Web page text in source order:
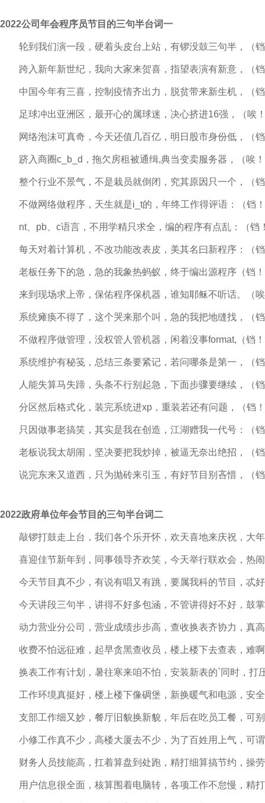
2022公司年会程序员节目的三句半台词一
轮到我们演一段， 硬着头皮台上站， 有锣没鼓三句半， （
跨入新年新世纪， 我向大家来贺喜， 指望表演有新意， （
中国今年有三喜， 控制疫情齐出力， 脱贫带来新生机， （
足球冲出亚洲区， 最开心的属球迷， 决心挤进16强， （唉
网络泡沫可真奇， 今天还值几百亿， 明日股市身份低， （
跻入商圈c_b_d， 拖欠房租被通缉,典当变卖服务器， （唉
整个行业不景气， 不是栽员就倒闭， 究其原因只一个， （
不做网络做程序， 天生就是i_t的， 年终工作得评语： （铛
nt、pb、c语言， 不用学精只求全， 编的程序有点乱： （
每天对着计算机， 不改功能改表皮， 美其名曰新程序： （
老板任务下的急， 急的我象热蚂蚁， 终于编出源程序 （铛
来到现场求上帝， 保佑程序保机器， 谁知耶稣不听话。 （
系统瘫痪不得了， 这个哭来那个叫， 急的我把地缝找， （
不做程序做管理， 没权管人管机器， 闲着没事format, （铛
系统维护有秘笺， 总结三条要紧记， 若问哪条是第一， （
人能失算马失蹄， 头条不行别起急， 下面步骤要继续， （
分区然后格式化， 装完系统进xp， 重装若还有问题， （铛
只因做事老搞笑， 其实是我在创造， 江湖赠我一代号： （
老板说我太胡闹， 坚决要把我炒掉， 被逼无奈出绝招， （
说完东来又道西， 只为抛砖来引玉， 有好节目别吝惜， （
2022政府单位年会节目的三句半台词二
敲锣打鼓走上台，我们各个乐开怀，欢天喜地来庆祝，大
喜迎佳节新年到，同事领导齐欢笑，今天举行联欢会，热
今天节目真不少，有说有唱又有跳，要属我科的节目，忒
今天讲段三句半，讲得不好多包涵，不管讲得好不好，鼓
动力营业分公司，营业成绩步步高，查收换表齐协力，真
收费不怕远征难，起早贪黑查收员，楼上楼下去查表，难
换表工作有计划，暑往寒来咱不怕，安装新表的`同时，打
工作环境真挺好，楼上楼下像碉堡，新换暖气和电源，安
支部工作细又妙，餐厅旧貌换新貌，年后在吃员工餐，可
小修工作真不少，高楼大厦去不少，为了百姓用上气，可
财务人员技能高，扛着算盘到处跑，精打细算搞节约，操
用户信息很全面，核算围着电脑转，各项工作不怠慢，精